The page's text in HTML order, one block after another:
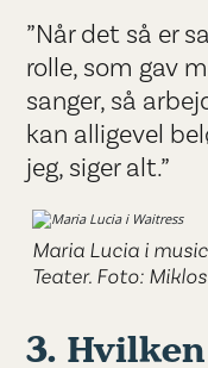
”Når det så er
rolle, som gav
sanger, så
kan alligevel
jeg, siger alt.”
Maria Lucia i
Teater. Foto:
3.